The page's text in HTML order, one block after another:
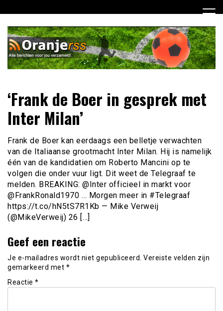
naar
inhoud
Oranje RSS
niets meer van het Nederlands Elftal op weg naar het EK
2012!
‘Frank de Boer in gesprek met
Inter Milan’
Frank de Boer kan eerdaags een belletje verwachten
van de Italiaanse grootmacht Inter Milan. Hij is namelijk
één van de kandidatien om Roberto Mancini op te
volgen die onder vuur ligt. Dit weet de Telegraaf te
melden. BREAKING: @Inter officieel in markt voor
@FrankRonald1970 … Morgen meer in #Telegraaf
https://t.co/hN5tS7R1Kb — Mike Verweij
(@MikeVerweij) 26 […]
Geef een reactie
Je e-mailadres wordt niet gepubliceerd. Vereiste velden zijn
gemarkeerd met *
Reactie *